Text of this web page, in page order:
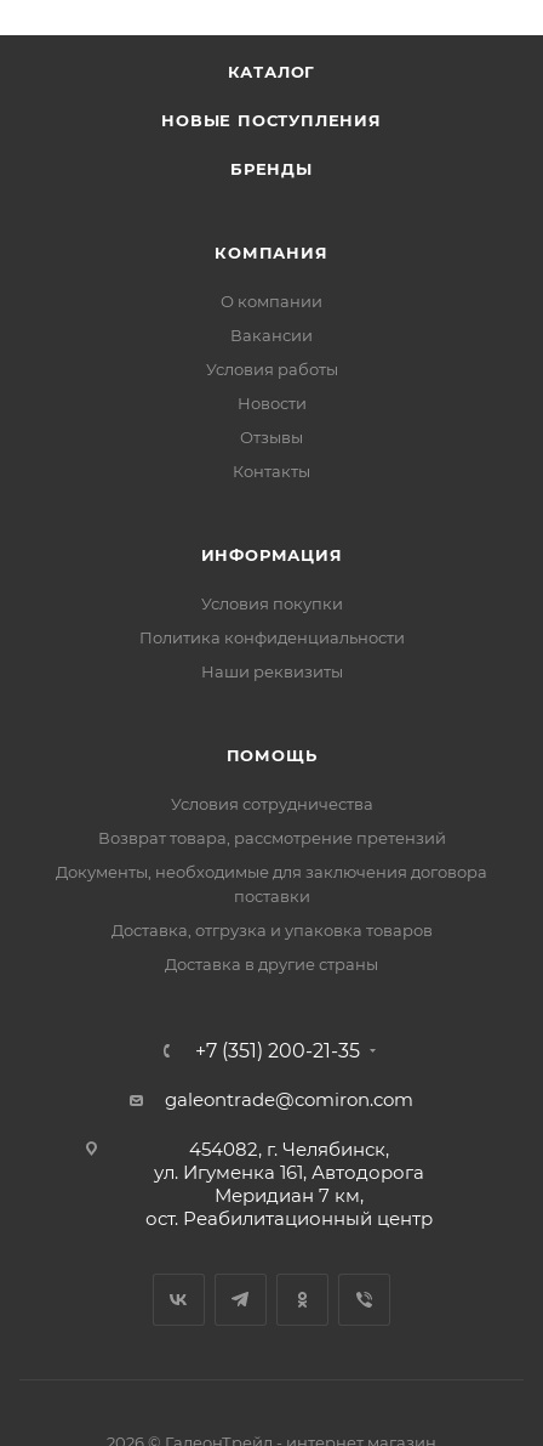
КАТАЛОГ
НОВЫЕ ПОСТУПЛЕНИЯ
БРЕНДЫ
КОМПАНИЯ
О компании
Вакансии
Условия работы
Новости
Отзывы
Контакты
ИНФОРМАЦИЯ
Условия покупки
Политика конфиденциальности
Наши реквизиты
ПОМОЩЬ
Условия сотрудничества
Возврат товара, рассмотрение претензий
Документы, необходимые для заключения договора
поставки
Доставка, отгрузка и упаковка товаров
Доставка в другие страны
+7 (351) 200-21-35
galeontrade@comiron.com
454082, г. Челябинск,
ул. Игуменка 161, Автодорога
Меридиан 7 км,
ост. Реабилитационный центр